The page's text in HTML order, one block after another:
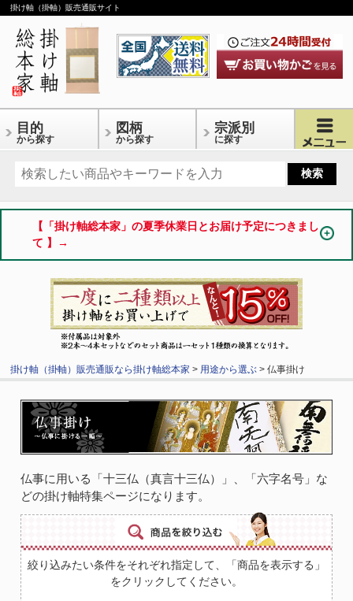
掛け軸（掛軸）販売通販サイト
目的
から探す
図柄
から探す
宗派別
に探す
【「掛け軸総本家」の夏季休業日とお届け予定につきまし
て 】→
掛け軸（掛軸）販売通販なら掛け軸総本家 > 用途から選ぶ > 仏事掛け
仏事に用いる「十三仏（真言十三仏）」、「六字名号」な
どの掛け軸特集ページになります。
絞り込みたい条件をそれぞれ指定して、「商品を表示する」
をクリックしてください。